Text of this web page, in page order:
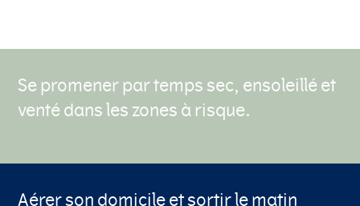
Se promener par temps sec, ensoleillé et
venté dans les zones à risque.
Aérer son domicile et sortir le matin